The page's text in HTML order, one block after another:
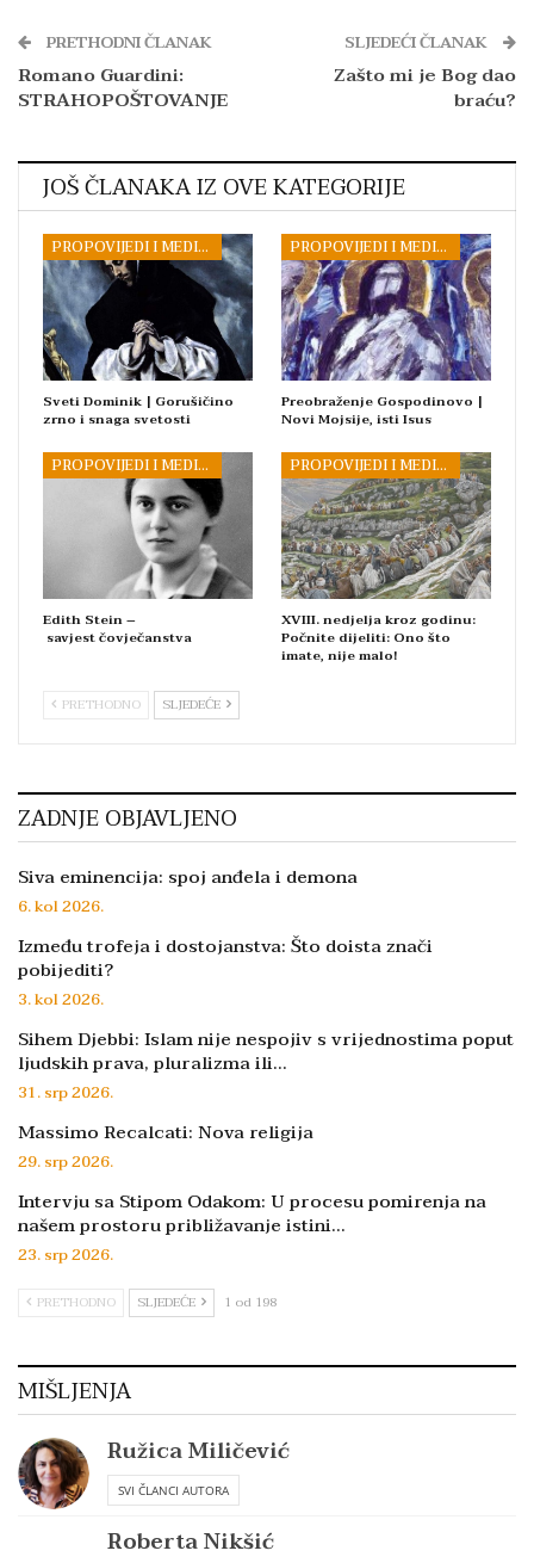
PRETHODNI ČLANAK
Romano Guardini:
STRAHOPOŠTOVANJE
SLJEDEĆI ČLANAK
Zašto mi je Bog dao
braću?
JOŠ ČLANAKA IZ OVE KATEGORIJE
PROPOVIJEDI I MEDITACIJE
Sveti Dominik | Gorušičino
zrno i snaga svetosti
PROPOVIJEDI I MEDITACIJE
Preobraženje Gospodinovo |
Novi Mojsije, isti Isus
PROPOVIJEDI I MEDITACIJE
Edith Stein –
savjest čovječanstva
PROPOVIJEDI I MEDITACIJE
XVIII. nedjelja kroz godinu:
Počnite dijeliti: Ono što
imate, nije malo!
PRETHODNO SLJEDEĆE
ZADNJE OBJAVLJENO
Siva eminencija: spoj anđela i demona
6. kol 2026.
Između trofeja i dostojanstva: Što doista znači
pobijediti?
3. kol 2026.
Sihem Djebbi: Islam nije nespojiv s vrijednostima poput
ljudskih prava, pluralizma ili…
31. srp 2026.
Massimo Recalcati: Nova religija
29. srp 2026.
Intervju sa Stipom Odakom: U procesu pomirenja na
našem prostoru približavanje istini…
23. srp 2026.
PRETHODNO SLJEDEĆE 1 od 198
MIŠLJENJA
Ružica Miličević
SVI ČLANCI AUTORA
Roberta Nikšić